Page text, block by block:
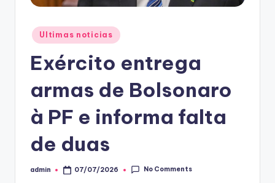
Posted
in
Ultimas noticias
Exército entrega
armas de Bolsonaro
à PF e informa falta
de duas
Posted
admin 07/07/2026 No Comments